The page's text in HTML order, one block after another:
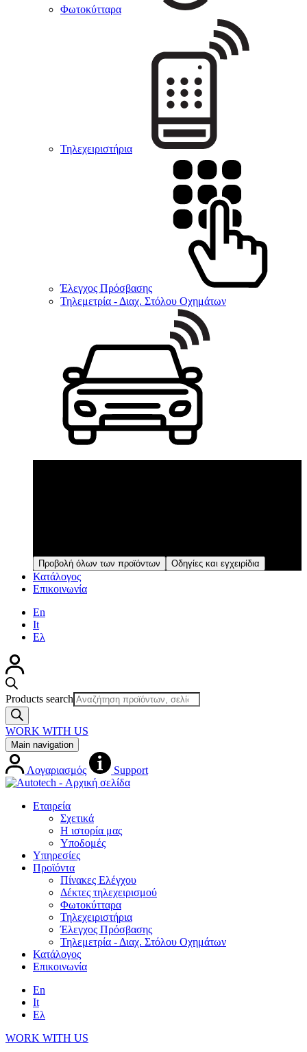
Φωτοκύτταρα
Τηλεχειριστήρια
Έλεγχος Πρόσβασης
Τηλεμετρία - Διαχ. Στόλου Οχημάτων
Προβολή όλων των προϊόντων Οδηγίες και εγχειρίδια
Κατάλογος
Επικοινωνία
En
It
Ελ
Products search
WORK WITH US
Main navigation
Λογαριασμός Support
Εταιρεία
Σχετικά
Η ιστορία μας
Υποδομές
Υπηρεσίες
Προϊόντα
Πίνακες Ελέγχου
Δέκτες τηλεχειρισμού
Φωτοκύτταρα
Τηλεχειριστήρια
Έλεγχος Πρόσβασης
Τηλεμετρία - Διαχ. Στόλου Οχημάτων
Κατάλογος
Επικοινωνία
En
It
Ελ
WORK WITH US